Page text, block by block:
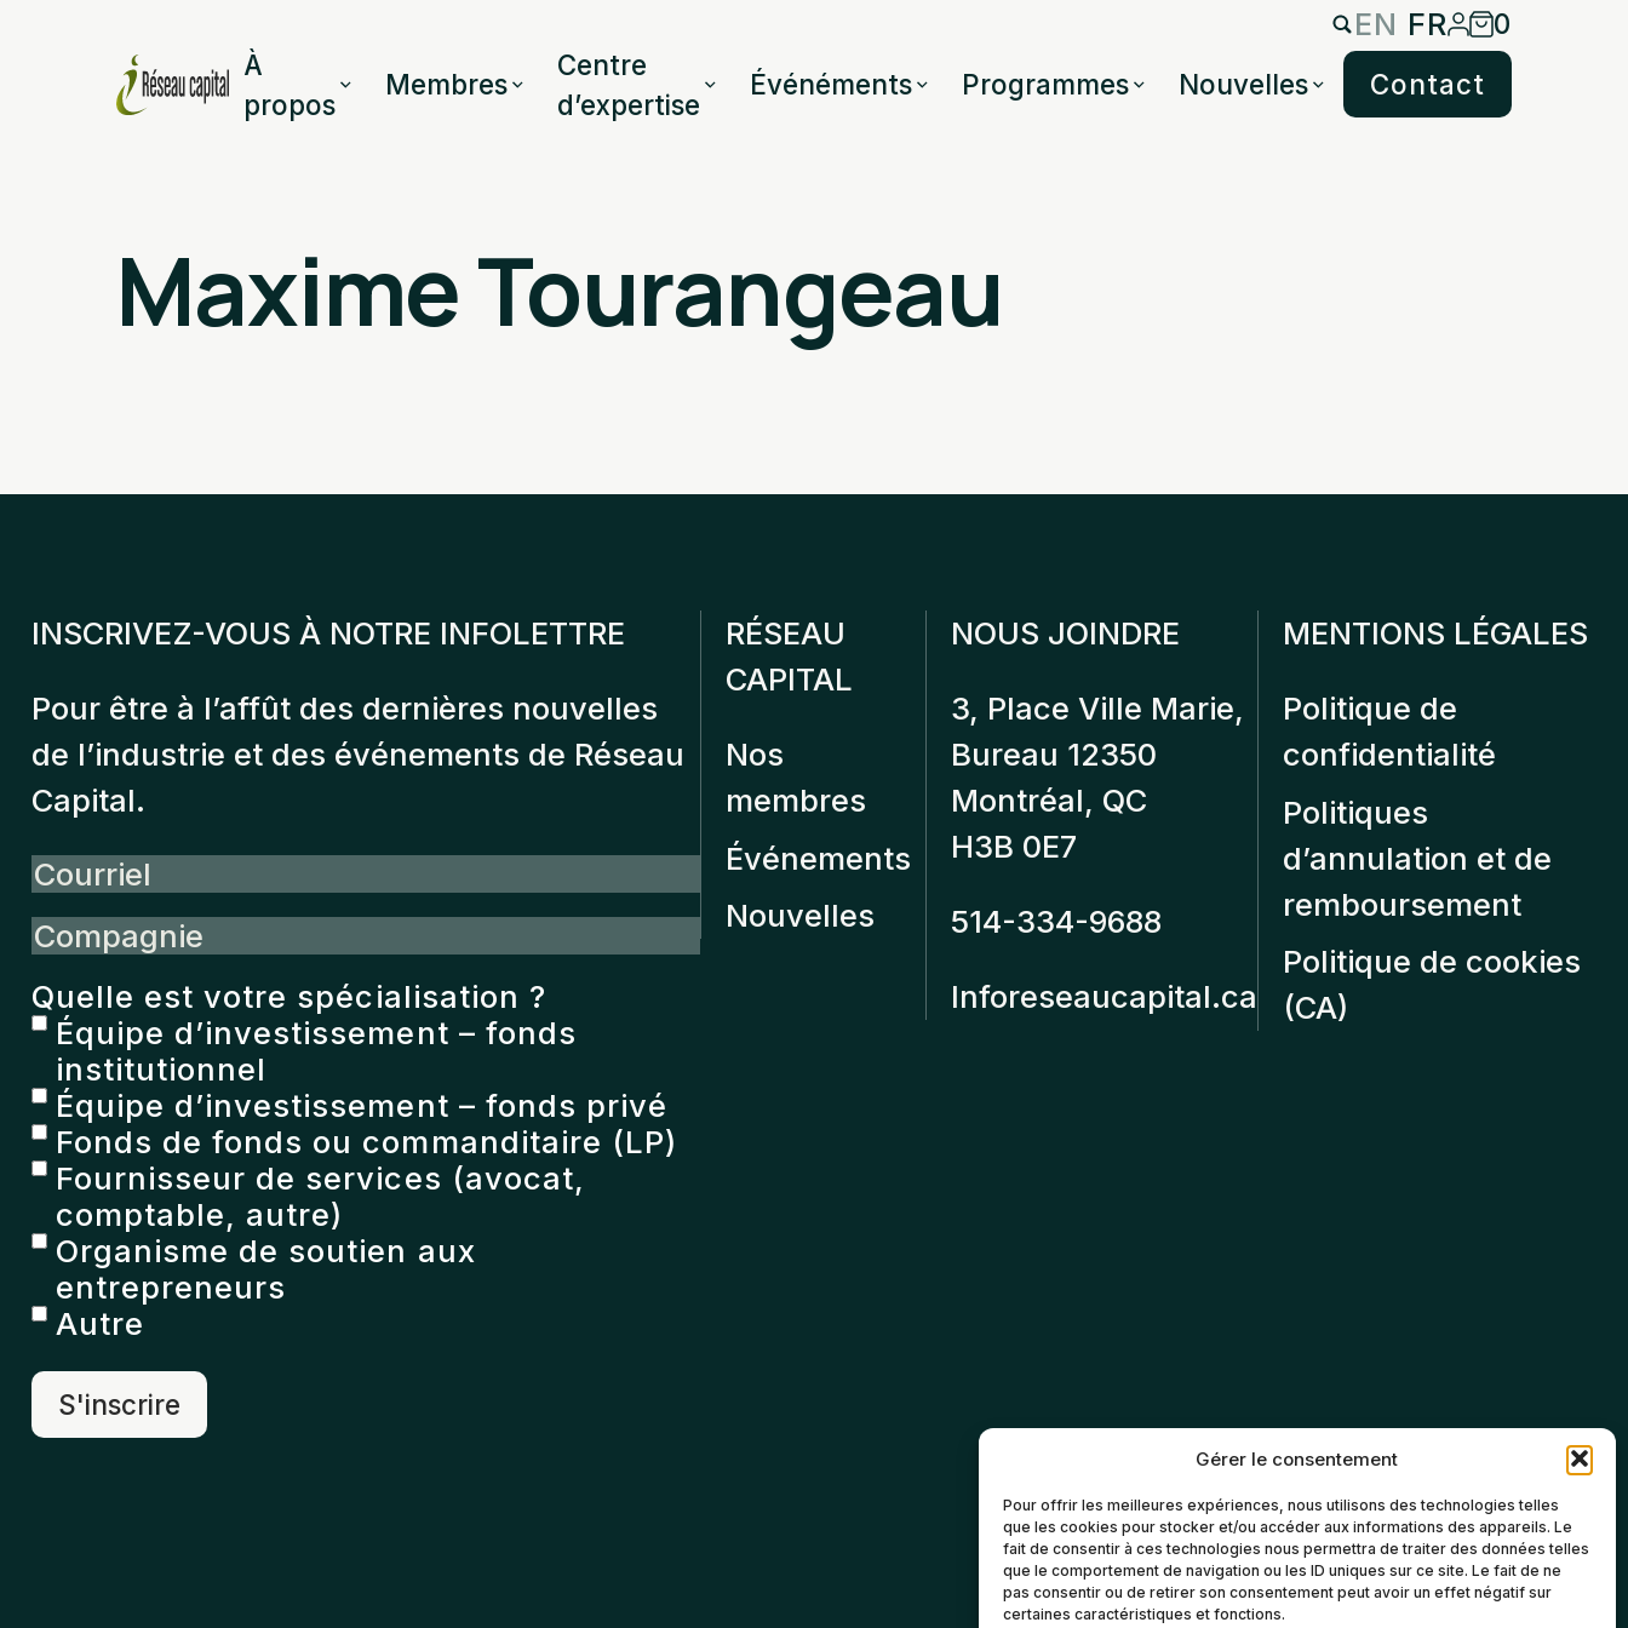
Gérer le consentement
Pour offrir les meilleures expériences, nous utilisons des technologies telles
que les cookies pour stocker et/ou accéder aux informations des appareils. Le
fait de consentir à ces technologies nous permettra de traiter des données telles
que le comportement de navigation ou les ID uniques sur ce site. Le fait de ne
pas consentir ou de retirer son consentement peut avoir un effet négatif sur
certaines caractéristiques et fonctions.
EN FR
0
À
propos
Membres
Centre
d’expertise
Événéments Programmes Nouvelles Contact
Maxime Tourangeau
INSCRIVEZ-VOUS À NOTRE INFOLETTRE
Pour être à l’affût des dernières nouvelles
de l’industrie et des événements de Réseau
Capital.
Courriel
Compagnie
Quelle est votre spécialisation ?
Équipe d’investissement – fonds
institutionnel
Équipe d’investissement – fonds privé
Fonds de fonds ou commanditaire (LP)
Fournisseur de services (avocat,
comptable, autre)
Organisme de soutien aux
entrepreneurs
Autre
RÉSEAU
CAPITAL
Nos
membres
Événements
Nouvelles
NOUS JOINDRE
3, Place Ville Marie,
Bureau 12350
Montréal, QC
H3B 0E7
514-334-9688
Inforeseaucapital.ca
MENTIONS LÉGALES
Politique de
confidentialité
Politiques
d’annulation et de
remboursement
Politique de cookies
(CA)